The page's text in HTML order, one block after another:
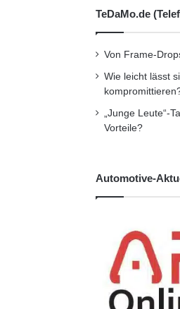
TeDaMo.de
Von Frame-
Wie leicht lässt
„Junge Leute“-
Vorteile?
Automotive-